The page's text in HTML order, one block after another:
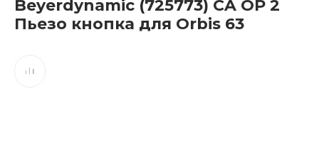
Beyerdynamic (725773) CA OP 2
Пьезо кнопка для Orbis 63